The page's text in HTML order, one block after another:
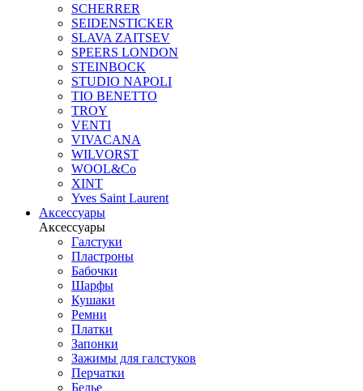
SCHERRER
SEIDENSTICKER
SLAVA ZAITSEV
SPEERS LONDON
STEINBOCK
STUDIO NAPOLI
TIO BENETTO
TROY
VENTI
VIVACANA
WILVORST
WOOL&Co
XINT
Yves Saint Laurent
Аксессуары
Аксессуары
Галстуки
Пластроны
Бабочки
Шарфы
Кушаки
Ремни
Платки
Запонки
Зажимы для галстуков
Перчатки
Белье